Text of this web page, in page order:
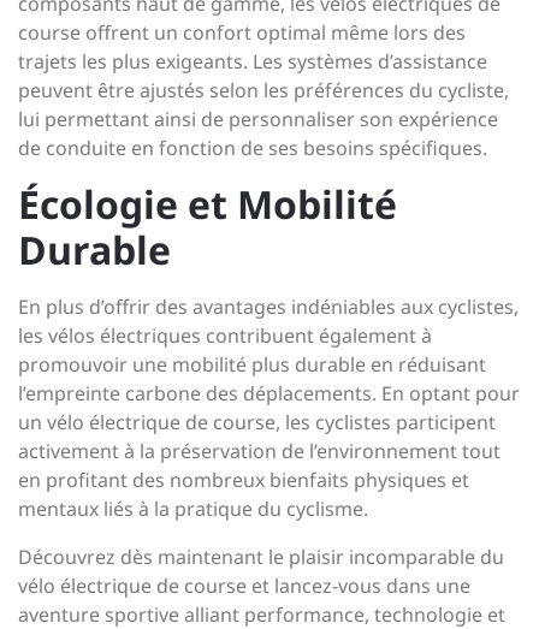
course offrent un confort optimal même lors des
trajets les plus exigeants. Les systèmes d’assistance
peuvent être ajustés selon les préférences du cycliste,
lui permettant ainsi de personnaliser son expérience
de conduite en fonction de ses besoins spécifiques.
Écologie et Mobilité
Durable
En plus d’offrir des avantages indéniables aux cyclistes,
les vélos électriques contribuent également à
promouvoir une mobilité plus durable en réduisant
l’empreinte carbone des déplacements. En optant pour
un vélo électrique de course, les cyclistes participent
activement à la préservation de l’environnement tout
en profitant des nombreux bienfaits physiques et
mentaux liés à la pratique du cyclisme.
Découvrez dès maintenant le plaisir incomparable du
vélo électrique de course et lancez-vous dans une
aventure sportive alliant performance, technologie et